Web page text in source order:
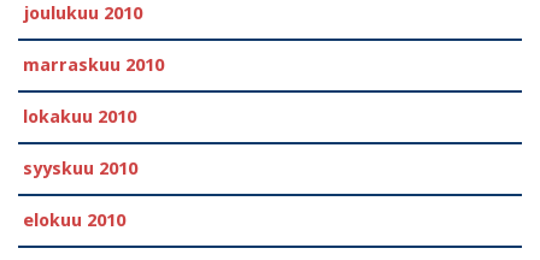
joulukuu 2010
marraskuu 2010
lokakuu 2010
syyskuu 2010
elokuu 2010